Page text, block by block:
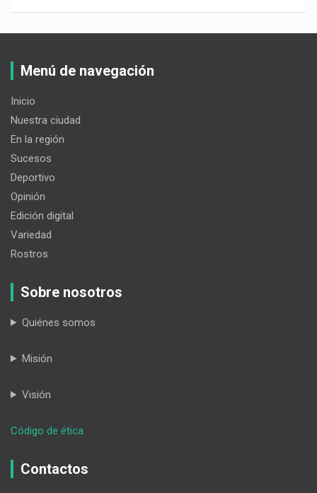
Menú de navegación
Inicio
Nuestra ciudad
En la región
Sucesos
Deportivo
Opinión
Edición digital
Variedad
Rostros
Sobre nosotros
Quiénes somos
Misión
Visión
Código de ética
Loja
Contactos